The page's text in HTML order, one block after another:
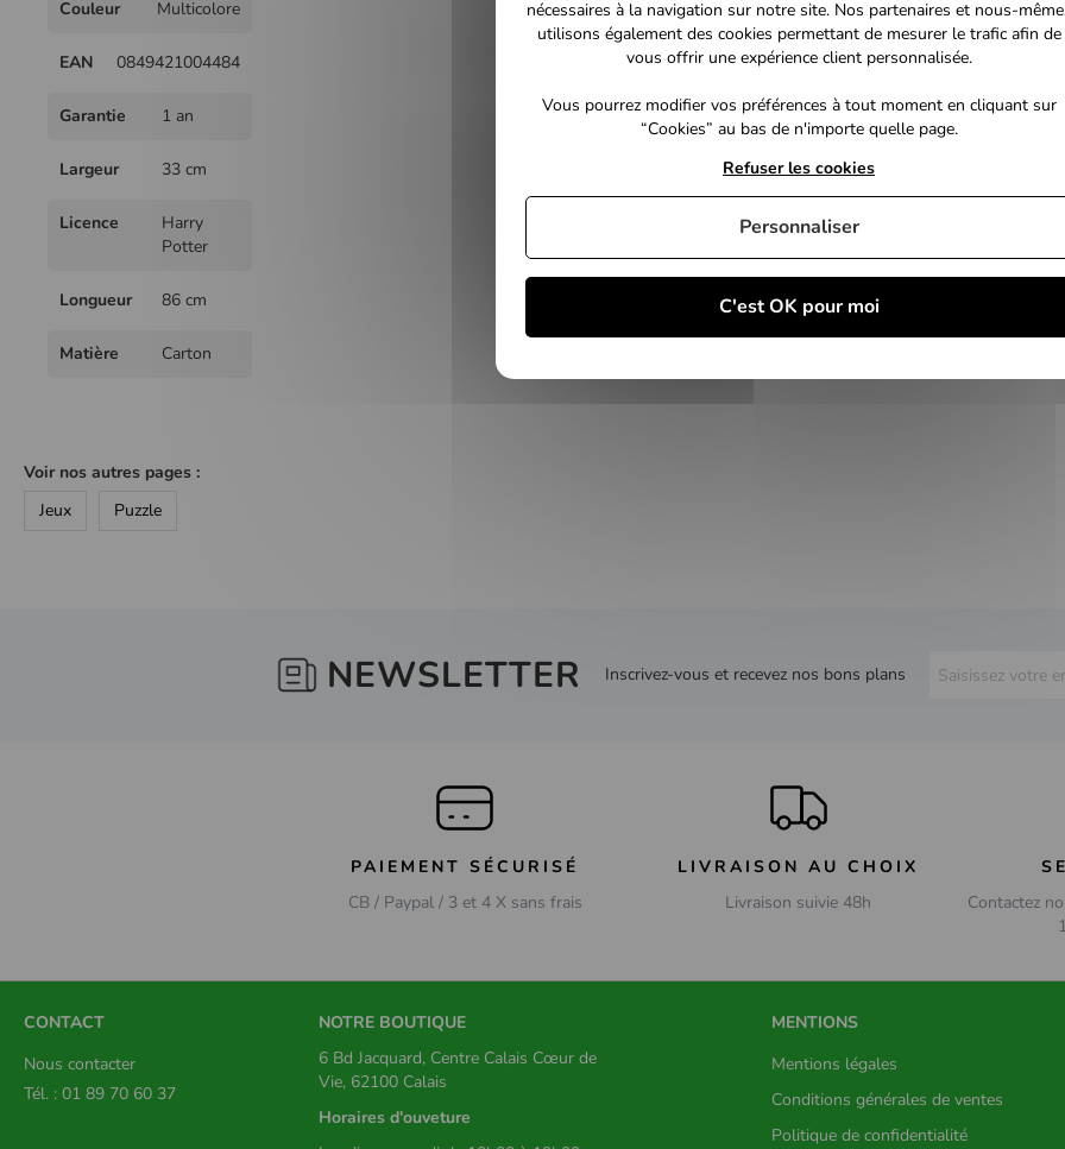
d'infos
Couleur Multicolore
EAN 0849421004484
Garantie 1 an
Largeur 33 cm
Licence
Harry
Potter
Longueur 86 cm
Matière Carton
Voir nos autres pages :
Jeux
Puzzle
NEWSLETTER Inscrivez-vous et recevez nos bons plans
PAIEMENT SÉCURISÉ
CB / Paypal / 3 et 4 X sans frais
LIVRAISON AU CHOIX
Livraison suivie 48h
Contactez
CONTACT
Nous contacter
Tél. : 01 89 70 60 37
NOTRE BOUTIQUE
6 Bd Jacquard, Centre Calais Cœur de
Vie, 62100 Calais
Horaires d'ouveture
MENTIONS
Mentions légales
Conditions générales de ventes
Politique de confidentialité
nécessaires à la navigation sur notre site. Nos partenaires et nous-
utilisons également des cookies permettant de mesurer le trafic afin de
vous offrir une expérience client personnalisée.
Vous pourrez modifier vos préférences à tout moment en cliquant sur
“Cookies” au bas de n'importe quelle page.
C'est OK pour moi
Refuser les cookies
Personnaliser